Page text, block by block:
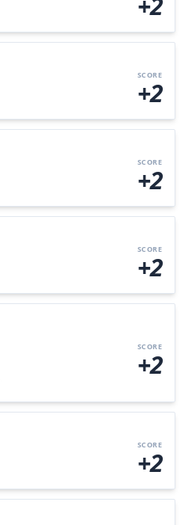
SCORE
+2
SCORE
+2
SCORE
+2
SCORE
+2
SCORE
+2